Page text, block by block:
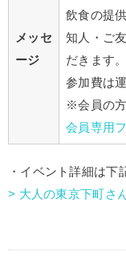
メッセ
ージ
飲食の提
知人・ご
だきます。
参加費は
※会員の
会員専用
・イベント詳細は下
> 大人の東京下町さ